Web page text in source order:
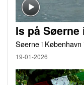
Is på
Søerne i København
19-01-2026